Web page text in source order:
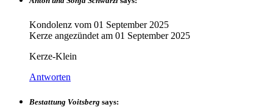
Kondolenz vom 01 September 2025
Kerze angezündet am 01 September 2025
Kerze-Klein
Antworten
Bestattung Voitsberg says: